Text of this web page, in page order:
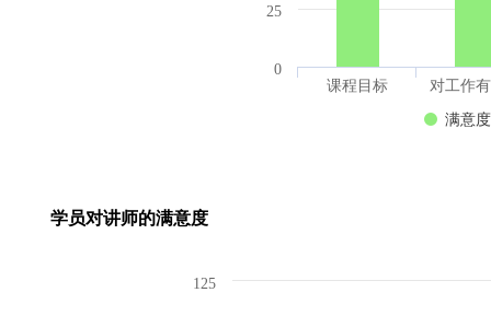
满意度
课程目标 对工作
0
25
学员对讲师的满意度
125